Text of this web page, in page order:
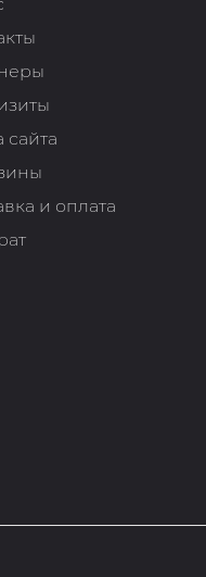
сайта
и оплата